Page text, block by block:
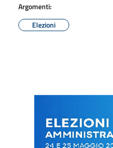
Argomenti:
Elezioni